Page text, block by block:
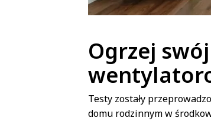
Ogrzej
Testy zostały
domu rodzinnym w